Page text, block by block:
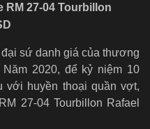
RM 27-04 Tourbillon
sứ danh giá của thương
Năm 2020, để kỷ niệm 10
với huyền thoại quần vợt,
27-04 Tourbillon Rafael